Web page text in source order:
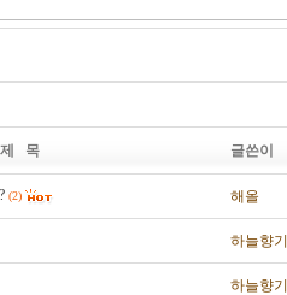
제 목 글쓴이
(2) 해올
하늘향기
하늘향기